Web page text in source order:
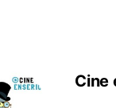
Cine